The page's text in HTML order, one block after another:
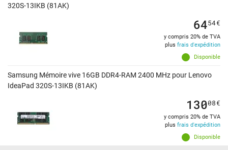
320S-13IKB (81AK)
Disponible
6454€
y compris 20% de TVA
plus frais d'expédition
Samsung Mémoire vive 16GB DDR4-RAM 2400 MHz pour Lenovo
IdeaPad 320S-13IKB (81AK)
Disponible
13008€
y compris 20% de TVA
plus frais d'expédition